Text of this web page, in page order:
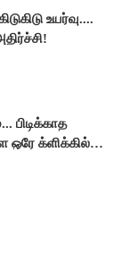
உயர்வு....
பிடிக்காத
க்ளிக்கில்